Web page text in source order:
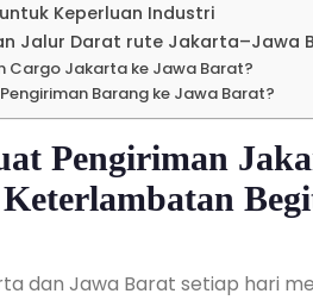
Keperluan Industri
Jalur Darat rute Jakarta–Jawa
Cargo Jakarta ke Jawa Barat?
Barang ke Jawa Barat?
Pengiriman
dan Jawa Barat setiap hari